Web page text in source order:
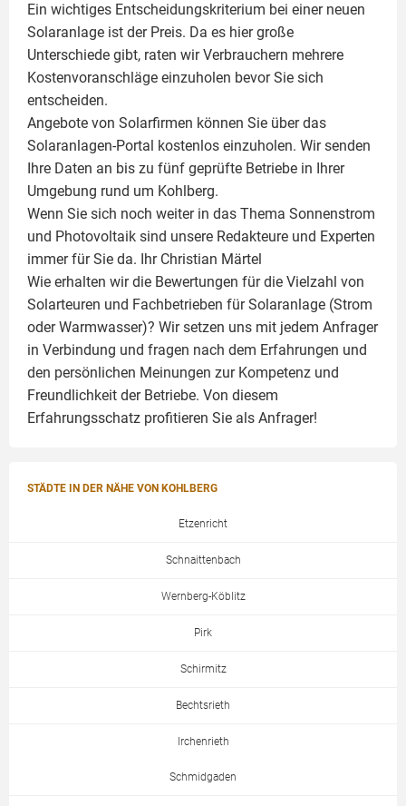
Ein wichtiges Entscheidungskriterium bei einer neuen
Solaranlage ist der Preis. Da es hier große
Unterschiede gibt, raten wir Verbrauchern mehrere
Kostenvoranschläge einzuholen bevor Sie sich
entscheiden.
Angebote von Solarfirmen können Sie über das
Solaranlagen-Portal kostenlos einzuholen. Wir senden
Ihre Daten an bis zu fünf geprüfte Betriebe in Ihrer
Umgebung rund um Kohlberg.
Wenn Sie sich noch weiter in das Thema Sonnenstrom
und Photovoltaik sind unsere Redakteure und Experten
immer für Sie da. Ihr Christian Märtel
Wie erhalten wir die Bewertungen für die Vielzahl von
Solarteuren und Fachbetrieben für Solaranlage (Strom
oder Warmwasser)? Wir setzen uns mit jedem Anfrager
in Verbindung und fragen nach dem Erfahrungen und
den persönlichen Meinungen zur Kompetenz und
Freundlichkeit der Betriebe. Von diesem
Erfahrungsschatz profitieren Sie als Anfrager!
STÄDTE IN DER NÄHE VON KOHLBERG
Etzenricht
Schnaittenbach
Wernberg-Köblitz
Pirk
Schirmitz
Bechtsrieth
Irchenrieth
Schmidgaden